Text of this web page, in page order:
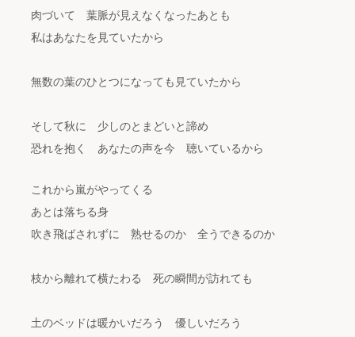
肉づいて 葉脈が見えなくなったあとも
私はあなたを見ていたから
無数の葉のひとつになっても見ていたから
そして秋に 少しのとまどいと諦め
恐れを抱く あなたの声を今 聴いているから
これから嵐がやってくる
あとは落ちる身
吹き飛ばされずに 熟せるのか 全うできるのか
枝から離れて横たわる 死の瞬間が訪れても
土のベッドは暖かいだろう 優しいだろう